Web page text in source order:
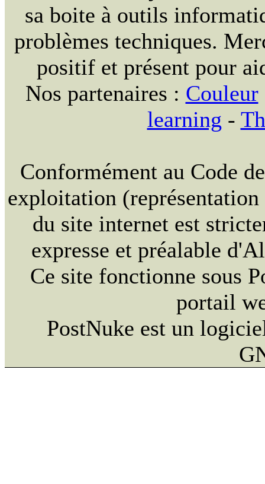
sa boite à outils
problèmes techniques.
positif et présent pour
Nos partenaires : Couleur
learning -
Conformément au Code
exploitation
du site internet est
expresse et préalable
Ce site fonctionne sous
portail
PostNuke est un